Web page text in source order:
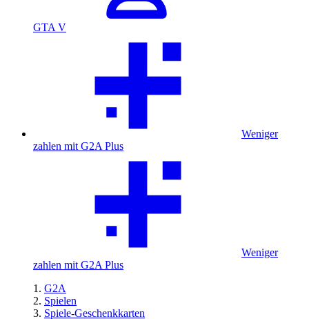
GTA V
Weniger
zahlen mit G2A Plus
Weniger
zahlen mit G2A Plus
G2A
Spielen
Spiele-Geschenkkarten